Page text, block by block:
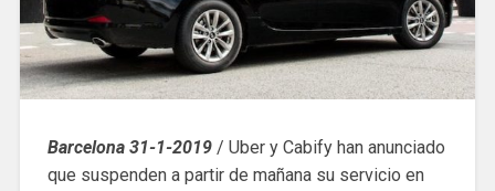
Barcelona 31-1-2019/ Uber y Cabify han anunciado
que suspenden a partir de mañana su servicio en